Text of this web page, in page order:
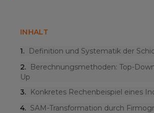
INHALT
1.
Definition und Systematik der
2.
Berechnungsmethoden: Top-
Up
3.
Konkretes Rechenbeispiel eines
4. SAM-Transformation durch